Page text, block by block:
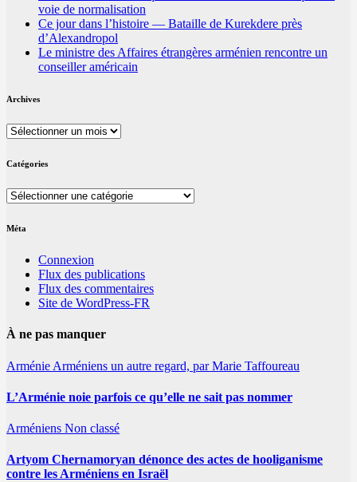
voie de normalisation
Ce jour dans l’histoire — Bataille de Kurekdere près
d’Alexandropol
Le ministre des Affaires étrangères arménien rencontre un
conseiller américain
Archives
Archives
Catégories
Catégories
Méta
Connexion
Flux des publications
Flux des commentaires
Site de WordPress-FR
À ne pas manquer
Arménie Arméniens un autre regard, par Marie Taffoureau
L’Arménie noie parfois ce qu’elle ne sait pas nommer
Arméniens Non classé
Artyom Chernamoryan dénonce des actes de hooliganisme
contre les Arméniens en Israël